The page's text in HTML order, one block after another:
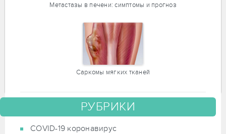
Метастазы в печени: симптомы и прогноз
Саркомы мягких тканей
РУБРИКИ
COVID-19 коронавирус